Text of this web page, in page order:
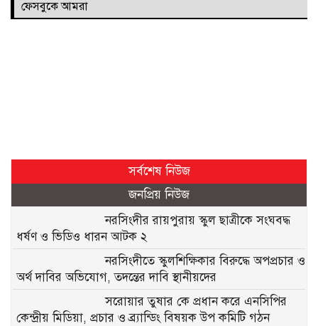
ফেসবুকে আমরা
সর্বশেষ নিউজ
জনপ্রিয় নিউজ
নরসিংদীর রায়পুরায় স্কুল ছাত্রীকে সংঘবদ্ধ
ধর্ষণ ও ভিডিও ধারন আটক ২
নরসিংদীতে স্কুলশিক্ষিকার বিরুদ্ধে অপপ্রচার ও
অর্থ দাবির অভিযোগ, তদন্তের দাবি স্থানীয়দের
সরোয়ার তুষার কে প্রধান করে এনসিপির
কেন্দ্রীয় মিডিয়া, প্রচার ও ব্র্যান্ডিং বিষয়ক উপ কমিটি গঠন